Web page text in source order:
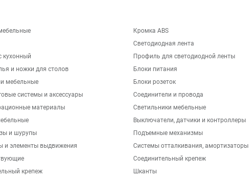
кухонный
и ножки для столов
мебельные
системы и аксессуары
материалы
и шурупы
и элементы выдвижения
крепеж
Кромка ABS
Светодиодная лента
Профиль для светодиодной ленты
Блоки питания
Блоки розеток
Соединители и провода
Светильники мебельные
Выключатели, датчики и контроллеры
Подъемные механизмы
Системы отталкивания, амортизаторы
Соединительный крепеж
Шканты